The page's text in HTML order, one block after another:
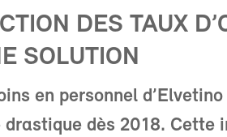
DES TAUX
SOLUTION
en personnel
drastique dès 2018. Cette